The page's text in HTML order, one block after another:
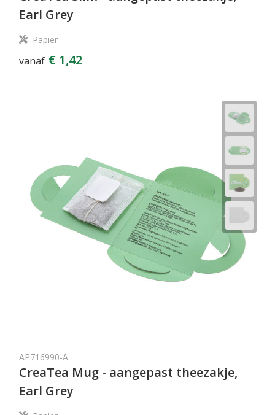
Earl Grey
Papier
vanaf € 1,42
AP716990-A
CreaTea Mug - aangepast theezakje,
Earl Grey